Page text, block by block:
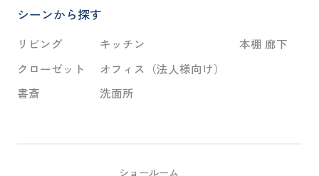
シーンから探す
リビング
クローゼット
書斎
キッチン
オフィス（法人様向け）
洗面所
本棚 廊下
ショールーム